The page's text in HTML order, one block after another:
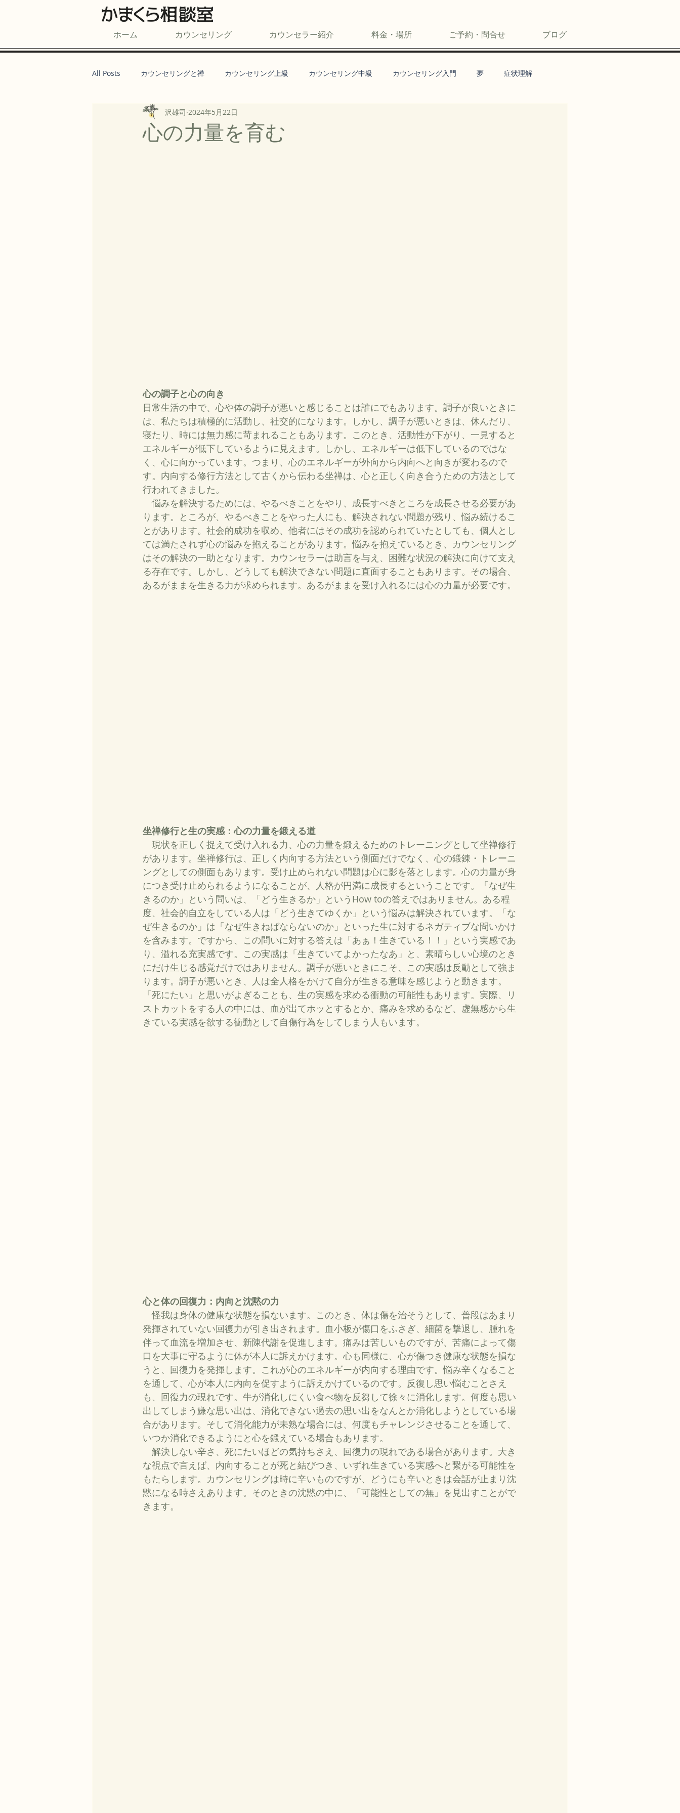
ホーム カウンセリング カウンセラー紹介 料金・場所 ご予約・問合せ ブログ
All Posts カウンセリングと禅 カウンセリング上級 カウンセリング中級 カウンセリング入門 夢 症状理解
心の力量を育む
沢雄司 2024年5月22日
心の調子と心の向き
日常生活の中で、心や体の調子が悪いと感じることは誰にでもあります。調子が良いときに
は、私たちは積極的に活動し、社交的になります。しかし、調子が悪いときは、休んだり、
寝たり、時には無力感に苛まれることもあります。このとき、活動性が下がり、一見すると
エネルギーが低下しているように見えます。しかし、エネルギーは低下しているのではな
く、心に向かっています。つまり、心のエネルギーが外向から内向へと向きが変わるので
す。内向する修行方法として古くから伝わる坐禅は、心と正しく向き合うための方法として
行われてきました。
悩みを解決するためには、やるべきことをやり、成長すべきところを成長させる必要があ
ります。ところが、やるべきことをやった人にも、解決されない問題が残り、悩み続けるこ
とがあります。社会的成功を収め、他者にはその成功を認められていたとしても、個人とし
ては満たされず心の悩みを抱えることがあります。悩みを抱えているとき、カウンセリング
はその解決の一助となります。カウンセラーは助言を与え、困難な状況の解決に向けて支え
る存在です。しかし、どうしても解決できない問題に直面することもあります。その場合、
あるがままを生きる力が求められます。あるがままを受け入れるには心の力量が必要です。
坐禅修行と生の実感：心の力量を鍛える道
現状を正しく捉えて受け入れる力、心の力量を鍛えるためのトレーニングとして坐禅修行
があります。坐禅修行は、正しく内向する方法という側面だけでなく、心の鍛錬・トレーニ
ングとしての側面もあります。受け止められない問題は心に影を落とします。心の力量が身
につき受け止められるようになることが、人格が円満に成長するということです。「なぜ生
きるのか」という問いは、「どう生きるか」というHow toの答えではありません。ある程
度、社会的自立をしている人は「どう生きてゆくか」という悩みは解決されています。「な
ぜ生きるのか」は「なぜ生きねばならないのか」といった生に対するネガティブな問いかけ
を含みます。ですから、この問いに対する答えは「あぁ！生きている！！」という実感であ
り、溢れる充実感です。この実感は「生きていてよかったなあ」と、素晴らしい心境のとき
にだけ生じる感覚だけではありません。調子が悪いときにこそ、この実感は反動として強ま
ります。調子が悪いとき、人は全人格をかけて自分が生きる意味を感じようと動きます。
「死にたい」と思いがよぎることも、生の実感を求める衝動の可能性もあります。実際、リ
ストカットをする人の中には、血が出てホッとするとか、痛みを求めるなど、虚無感から生
きている実感を欲する衝動として自傷行為をしてしまう人もいます。
心と体の回復力：内向と沈黙の力
怪我は身体の健康な状態を損ないます。このとき、体は傷を治そうとして、普段はあまり
発揮されていない回復力が引き出されます。血小板が傷口をふさぎ、細菌を撃退し、腫れを
伴って血流を増加させ、新陳代謝を促進します。痛みは苦しいものですが、苦痛によって傷
口を大事に守るように体が本人に訴えかけます。心も同様に、心が傷つき健康な状態を損な
うと、回復力を発揮します。これが心のエネルギーが内向する理由です。悩み辛くなること
を通して、心が本人に内向を促すように訴えかけているのです。反復し思い悩むことさえ
も、回復力の現れです。牛が消化しにくい食べ物を反芻して徐々に消化します。何度も思い
出してしまう嫌な思い出は、消化できない過去の思い出をなんとか消化しようとしている場
合があります。そして消化能力が未熟な場合には、何度もチャレンジさせることを通して、
いつか消化できるようにと心を鍛えている場合もあります。
解決しない辛さ、死にたいほどの気持ちさえ、回復力の現れである場合があります。大き
な視点で言えば、内向することが死と結びつき、いずれ生きている実感へと繋がる可能性を
もたらします。カウンセリングは時に辛いものですが、どうにも辛いときは会話が止まり沈
黙になる時さえあります。そのときの沈黙の中に、「可能性としての無」を見出すことがで
きます。